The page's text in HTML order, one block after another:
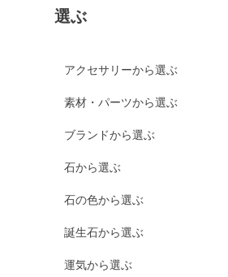
選ぶ
アクセサリーから選ぶ
素材・パーツから選ぶ
ブランドから選ぶ
石から選ぶ
石の色から選ぶ
誕生石から選ぶ
運気から選ぶ